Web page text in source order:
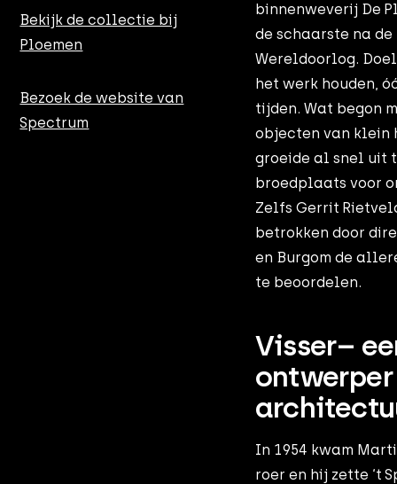
Bekijk de collectie bij
Ploemen
Bezoek de website van
Spectrum
binnenweverij De
de schaarste na de
Wereldoorlog.
het werk houden,
tijden. Wat begon
objecten van klein
groeide al snel uit
broedplaats voor
Zelfs Gerrit
betrokken door
en Burgom de
te beoordelen.
Visser–
In 1954 kwam
roer en hij zette ‘t